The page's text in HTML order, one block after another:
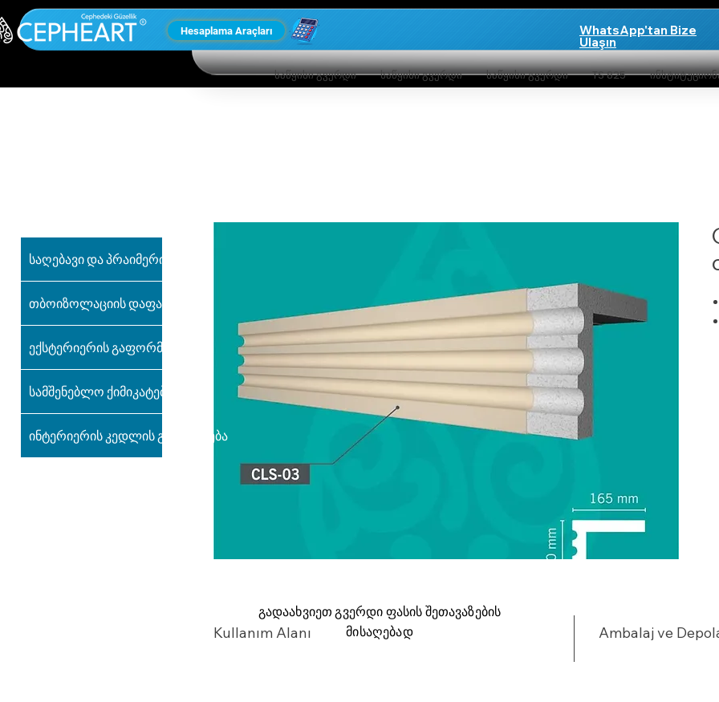
Hesaplama Araçları WhatsApp'tan Bize
Ulaşın
საწყისი გვერდი საწყისი გვერდი საწყისი გვერდი TS 825
Kullanım Alanı Ambalaj ve
გადაახვიეთ გვერდი ფასის შეთავაზების
მისაღებად
საღებავი და პრაიმერი
თბოიზოლაციის დაფა
ექსტერიერის გაფორმება
სამშენებლო ქიმიკატები
ინტერიერის კედლის გაფორმება